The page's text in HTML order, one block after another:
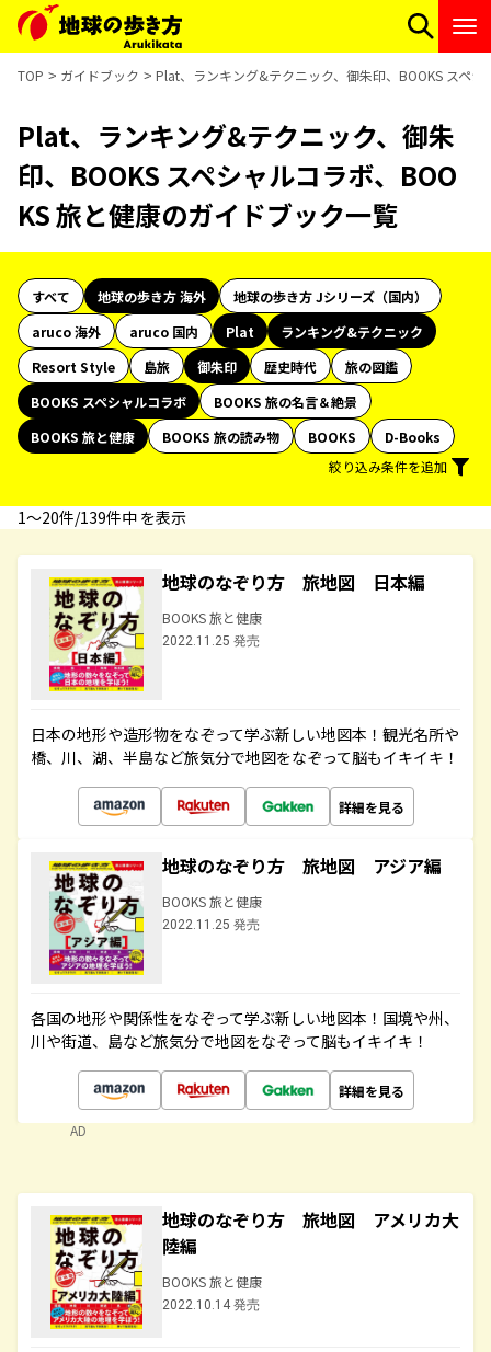
TOP ガイドブック Plat、ランキング&テクニック、御朱印、BOOKS スペ
Plat、ランキング&テクニック、御朱
印、BOOKS スペシャルコラボ、BOO
KS 旅と健康のガイドブック一覧
すべて 地球の歩き方 海外
地球の歩き方 Jシリーズ（国内）
aruco 海外
aruco 国内 Plat
ランキング&テクニック
Resort Style
島旅 御朱印 歴史時代
旅の図鑑
BOOKS スペシャルコラボ
BOOKS 旅の名言＆絶景
BOOKS 旅と健康
BOOKS 旅の読み物 BOOKS
D-Books
絞り込み条件を追加
1〜20件/139件中 を表示
地球のなぞり方 旅地図 日本編
BOOKS 旅と健康
2022.11.25 発売
日本の地形や造形物をなぞって学ぶ新しい地図本！観光名所や
橋、川、湖、半島など旅気分で地図をなぞって脳もイキイキ！
詳細を見る
地球のなぞり方 旅地図 アジア編
BOOKS 旅と健康
2022.11.25 発売
各国の地形や関係性をなぞって学ぶ新しい地図本！国境や州、
川や街道、島など旅気分で地図をなぞって脳もイキイキ！
詳細を見る
AD
地球のなぞり方 旅地図 アメリカ大
陸編
BOOKS 旅と健康
2022.10.14 発売